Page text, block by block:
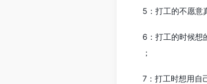
5：打工的不愿意真
6：打工的时候想的
；
7：打工时想用自己